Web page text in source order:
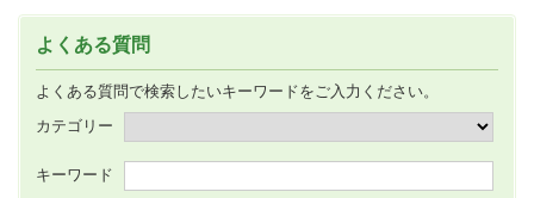
よくある質問
よくある質問で検索したいキーワードをご入力ください。
カテゴリー
キーワード